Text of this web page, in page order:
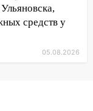
сулят
на
средств у
05.08.2026